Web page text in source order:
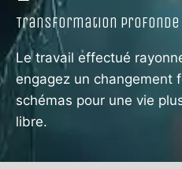
Transformation
Le travail effectué
engagez un changement
schémas pour une vie
libre.